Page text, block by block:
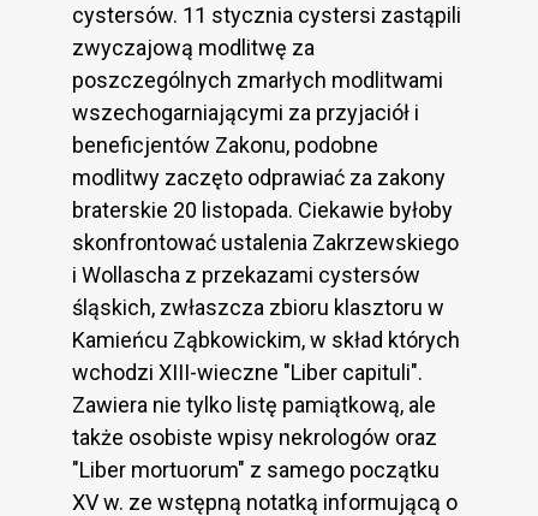
cystersów. 11 stycznia cystersi zastąpili
zwyczajową modlitwę za
poszczególnych zmarłych modlitwami
wszechogarniającymi za przyjaciół i
beneficjentów Zakonu, podobne
modlitwy zaczęto odprawiać za zakony
braterskie 20 listopada. Ciekawie byłoby
skonfrontować ustalenia Zakrzewskiego
i Wollascha z przekazami cystersów
śląskich, zwłaszcza zbioru klasztoru w
Kamieńcu Ząbkowickim, w skład których
wchodzi XIII-wieczne "Liber capituli".
Zawiera nie tylko listę pamiątkową, ale
także osobiste wpisy nekrologów oraz
"Liber mortuorum" z samego początku
XV w. ze wstępną notatką informującą o